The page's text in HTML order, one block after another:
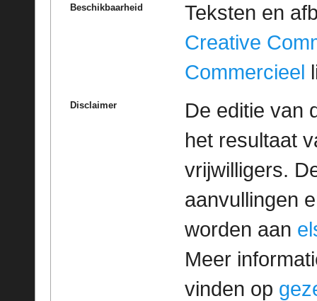
Beschikbaarheid
Teksten en
Creative
Commercieel
Disclaimer
De editie van
het resultaat
vrijwilligers.
aanvullingen
worden aan
Meer
vinden op